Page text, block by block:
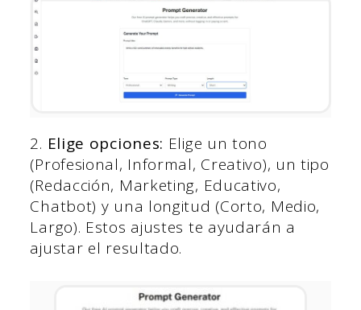
2. Elige opciones: Elige un tono
(Profesional, Informal, Creativo), un tipo
(Redacción, Marketing, Educativo,
Chatbot) y una longitud (Corto, Medio,
Largo). Estos ajustes te ayudarán a
ajustar el resultado.